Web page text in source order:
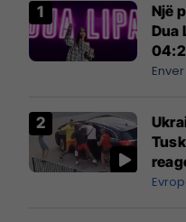
Një
Dua